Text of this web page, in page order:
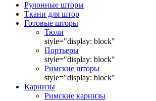
Рулонные шторы
Ткани для штор
Готовые шторы
Тюли
style="display: block"
Портьеры
style="display: block"
Римские шторы
style="display: block"
Карнизы
Римские карнизы